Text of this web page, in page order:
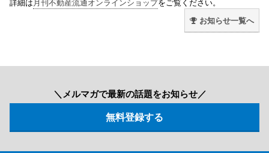
詳細は 月刊不動産流通オンラインショップをご覧ください。
お知らせ一覧へ
＼メルマガで最新の話題をお知らせ／